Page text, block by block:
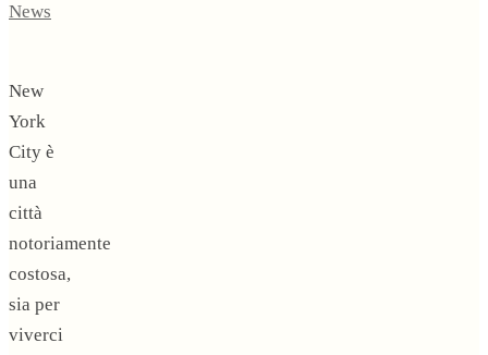
News
New
York
City è
una
città
notoriamente
costosa,
sia per
viverci